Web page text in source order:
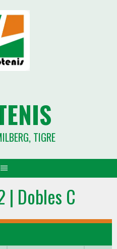
TIGRE
| Dobles C